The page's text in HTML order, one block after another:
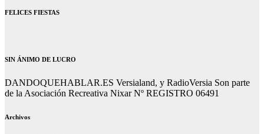
FELICES FIESTAS
SIN ÁNIMO DE LUCRO
DANDOQUEHABLAR.ES Versialand, y RadioVersia Son parte
de la Asociación Recreativa Nixar Nº REGISTRO 06491
Archivos